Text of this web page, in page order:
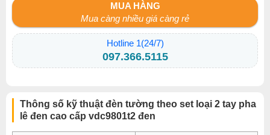
MUA HÀNG
Mua càng nhiều giá càng rẻ
Hotline 1(24/7)
097.366.5115
Thông số kỹ thuật đèn tường theo set loại 2 tay pha
lê đen cao cấp vdc9801t2 đen